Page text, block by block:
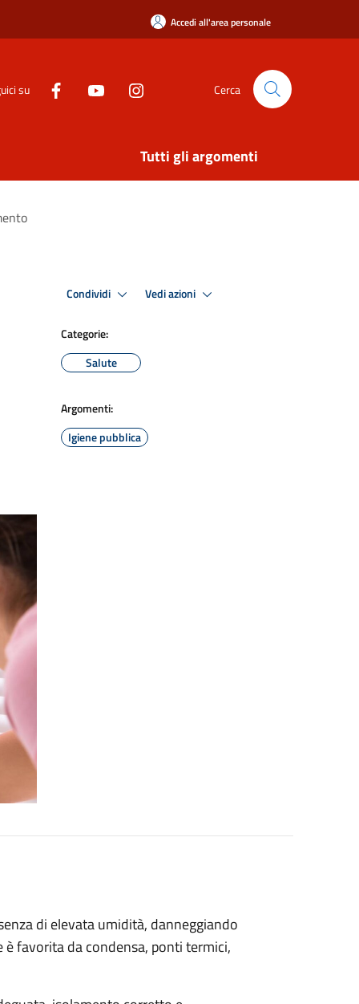
Accedi all'area personale
su Cerca
Tutti gli argomenti
Condividi Vedi azioni
Categorie:
Salute
Argomenti:
Igiene pubblica
di elevata umidità, danneggiando
favorita da condensa, ponti termici,